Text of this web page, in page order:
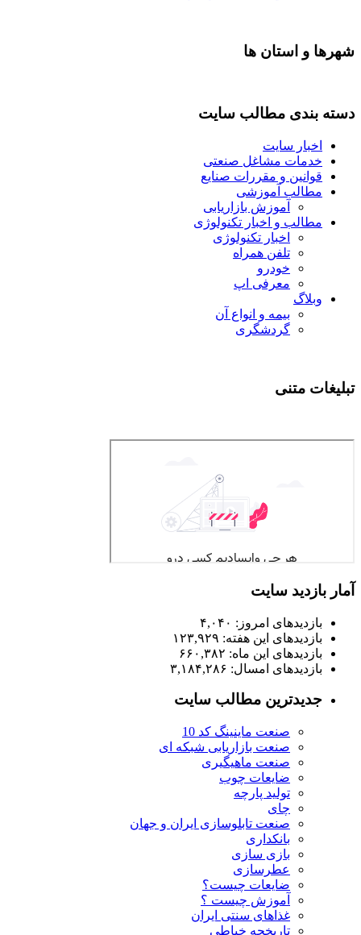
شهرها و استان ها
دسته بندی مطالب سایت
اخبار سایت
خدمات مشاغل صنعتی
قوانین و مقررات صنایع
مطالب آموزشی
آموزش بازاریابی
مطالب و اخبار تکنولوژی
اخبار تکنولوژی
تلفن همراه
خودرو
معرفی اپ
وبلاگ
بیمه و انواع آن
گردشگری
تبلیغات متنی
آمار بازدید سایت
بازدیدهای امروز: ۴,۰۴۰
بازدیدهای این هفته: ۱۲۳,۹۲۹
بازدیدهای این ماه: ۶۶۰,۳۸۲
بازدیدهای امسال: ۳,۱۸۴,۲۸۶
جدیدترین مطالب سایت
صنعت ماینینگ کد 10
صنعت بازاریابی شبکه ای
صنعت ماهیگیری
ضایعات چوب
تولید پارچه
چای
صنعت تابلوسازی ایران و جهان
بانکداری
بازی سازی
عطرسازی
ضایعات چیست؟
آموزش چیست ؟
غذاهای سنتی ایران
تاریخچه خیاطی